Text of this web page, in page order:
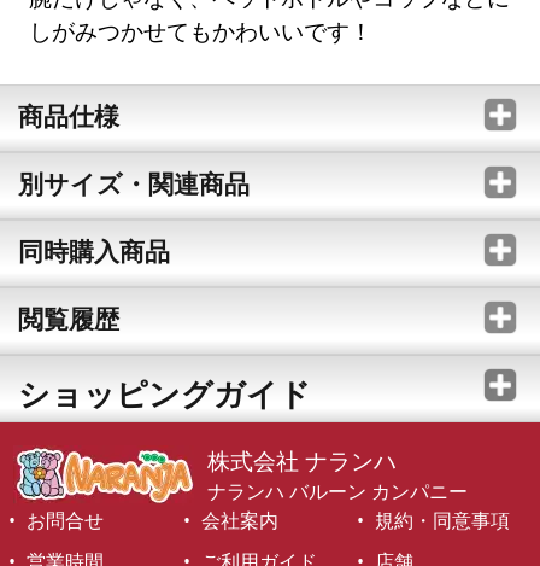
しがみつかせてもかわいいです！
商品仕様
別サイズ・関連商品
同時購入商品
閲覧履歴
ショッピングガイド
株式会社 ナランハ
ナランハ バルーン カンパニー
お問合せ
会社案内
規約・同意事項
営業時間
ご利用ガイド 店舗